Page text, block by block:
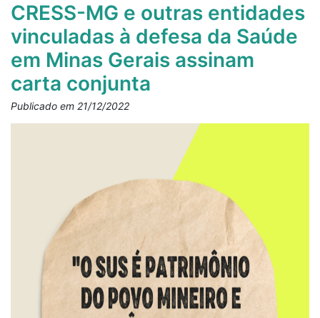
CRESS-MG e outras entidades
vinculadas à defesa da Saúde
em Minas Gerais assinam
carta conjunta
Publicado em 21/12/2022